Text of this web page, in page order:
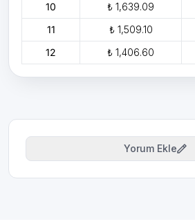
10
₺ 1,639.09
11
₺ 1,509.10
12
₺ 1,406.60
Yorum Ekle